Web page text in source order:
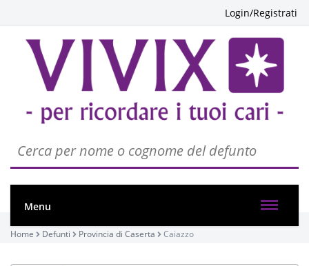
Login/Registrati
Menu
Home Defunti Provincia di Caserta Caiazzo